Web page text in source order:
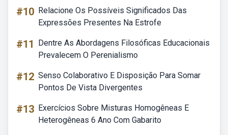
#10 Relacione Os Possíveis Significados Das
Expressões Presentes Na Estrofe
#11
Dentre As Abordagens Filosóficas Educacionais
Prevalecem O Perenialismo
#12 Senso Colaborativo E Disposição Para Somar
Pontos De Vista Divergentes
#13 Exercícios Sobre Misturas Homogêneas E
Heterogêneas 6 Ano Com Gabarito